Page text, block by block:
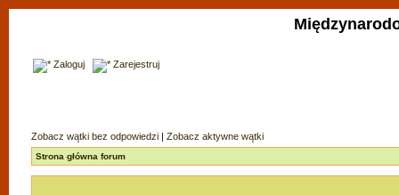
Zaloguj Zarejestruj
Zobacz wątki bez odpowiedzi | Zobacz aktywne wątki
Strona główna forum